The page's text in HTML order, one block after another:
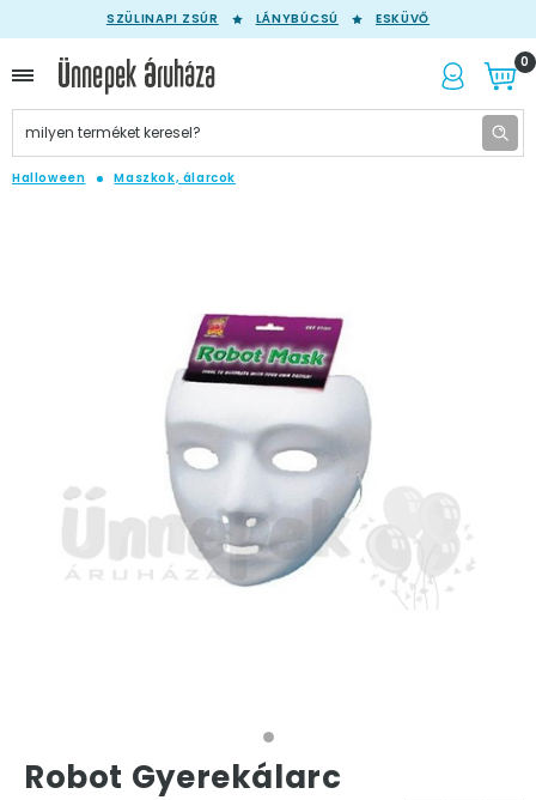
SZÜLINAPI ZSÚR LÁNYBÚCSÚ ESKÜVŐ
0
Halloween Maszkok, álarcok
Robot Gyerekálarc